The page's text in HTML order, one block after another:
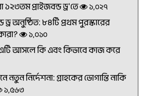
১২৩তম প্রাইজবন্ড ড্র'তে ১,০২৭
ড্র অনুষ্ঠিত: ৮৪টি প্রথম পুরস্কারের
১,০১০
এটি আসলে কি এবং কিভাবে কাজ করে
নতুন নির্দেশনা: গ্রাহকের ভোগান্তি নাকি
১,৫৬৩